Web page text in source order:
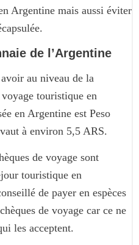
Argentine mais aussi éviter
de l’Argentine
au niveau de la
touristique en
en Argentine est Peso
à environ 5,5 ARS.
de voyage sont
touristique en
de payer en espèces
de voyage car ce ne
les acceptent.